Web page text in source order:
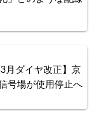
臺灣高鐵・阿里
3月ダイヤ改正】京
号場が使用停止へ